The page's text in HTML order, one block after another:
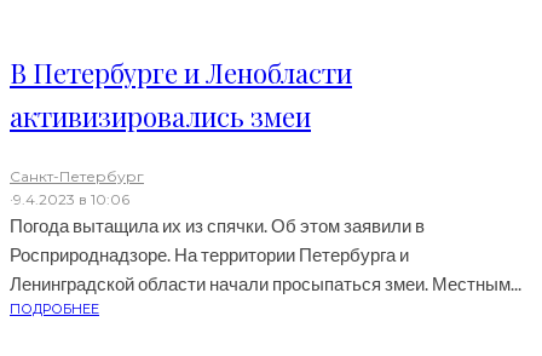
В Петербурге и Ленобласти
активизировались змеи
Санкт-Петербург
·9.4.2023 в 10:06
Погода вытащила их из спячки. Об этом заявили в
Росприроднадзоре. На территории Петербурга и
Ленинградской области начали просыпаться змеи. Местным...
ПОДРОБНЕЕ